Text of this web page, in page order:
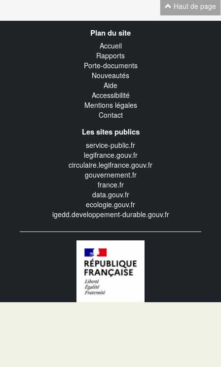
Haut de page
Plan du site
Accueil
Rapports
Porte-documents
Nouveautés
Aide
Accessibilité
Mentions légales
Contact
Les sites publics
service-public.fr
legifrance.gouv.fr
circulaire.legifrance.gouv.fr
gouvernement.fr
france.fr
data.gouv.fr
ecologie.gouv.fr
igedd.developpement-durable.gouv.fr